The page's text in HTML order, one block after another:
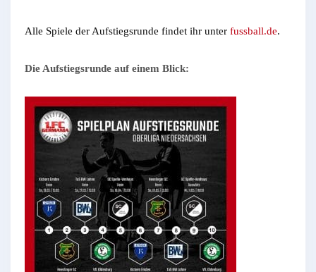
Alle Spiele der Aufstiegsrunde findet ihr unter fussball.de.
Die Aufstiegsrunde auf einem Blick: